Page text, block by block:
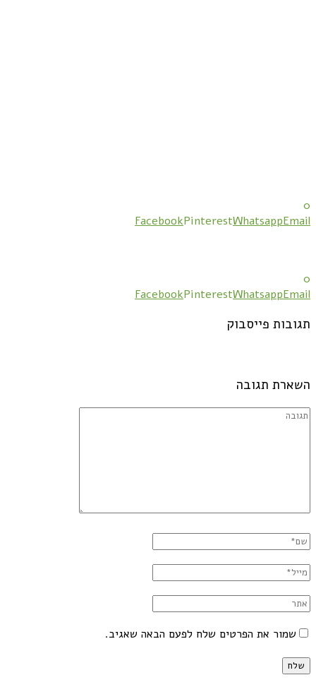
0
FacebookPinterestWhatsappEmail
0
FacebookPinterestWhatsappEmail
תגובות פייסבוק
השארת תגובה
שמור את הפרטים שלח לפעם הבאה שאגיב.